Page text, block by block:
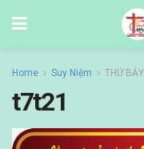
Home Suy Niệm THỨ
t7t21